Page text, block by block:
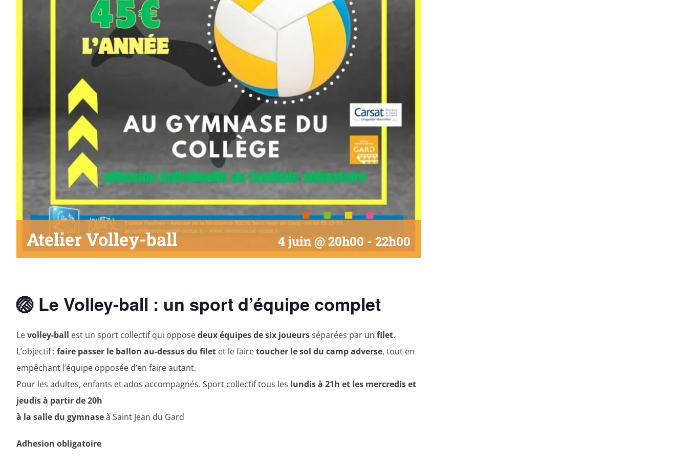
Atelier Volley-ball 4 juin @ 20h00 -22h00
🏐 Le Volley-ball : un sport d’équipe complet
Levolley-ball est un sport collectif qui opposedeux équipes de six joueursséparées par un filet.
L’objectif : faire passer le ballon au-dessus du filet et le fairetoucher le sol du camp adverse, tout en
empêchant l’équipe opposée d’en faire autant.
Pour les adultes, enfants et ados accompagnés. Sport collectif tous les lundis à 21h et les mercredis et
jeudis à partir de 20h
à la salle du gymnaseà Saint Jean du Gard
Adhesion obligatoire